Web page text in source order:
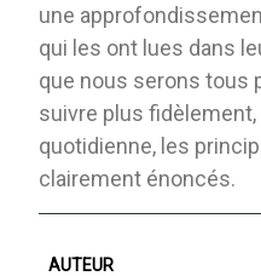
une
qui les ont lues dans
que nous serons tous
suivre plus
quotidienne, les
clairement énoncés.
AUTEUR